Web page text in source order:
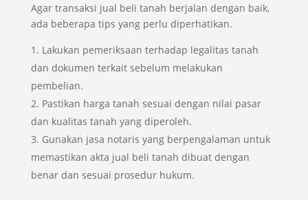
Agar transaksi jual beli tanah berjalan dengan baik,
ada beberapa tips yang perlu diperhatikan.
Lakukan pemeriksaan terhadap legalitas tanah
dan dokumen terkait sebelum melakukan
pembelian.
Pastikan harga tanah sesuai dengan nilai pasar
dan kualitas tanah yang diperoleh.
Gunakan jasa notaris yang berpengalaman untuk
memastikan akta jual beli tanah dibuat dengan
benar dan sesuai prosedur hukum.